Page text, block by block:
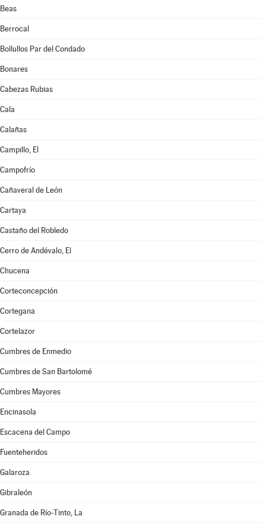
Beas
Berrocal
Bollullos Par del Condado
Bonares
Cabezas Rubias
Cala
Calañas
Campillo, El
Campofrío
Cañaveral de León
Cartaya
Castaño del Robledo
Cerro de Andévalo, El
Chucena
Corteconcepción
Cortegana
Cortelazor
Cumbres de Enmedio
Cumbres de San Bartolomé
Cumbres Mayores
Encinasola
Escacena del Campo
Fuenteheridos
Galaroza
Gibraleón
Granada de Río-Tinto, La